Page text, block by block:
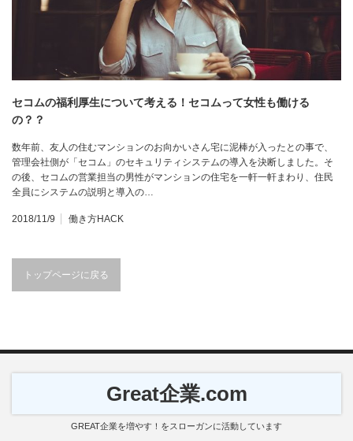
セコムの福利厚生について考える！セコムって女性も働ける
の？？
数年前、友人の住むマンションのお向かいさん宅に泥棒が入ったとの事で、
管理会社側が「セコム」のセキュリティシステムの導入を決断しました。そ
の後、セコムの営業担当の男性がマンションの住宅を一軒一軒まわり、住民
全員にシステムの説明と導入の…
2018/11/9 働き方HACK
トップページに戻る
Great企業.com
GREAT企業を増やす！をスローガンに活動しています